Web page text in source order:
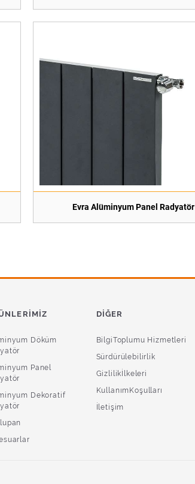
Evra Alüminyum Panel Radyatör
Döküm
Panel
Dekoratif
DIĞER
BilgiToplumu Hizmetleri
Sürdürülebilirlik
Gizlilikİlkeleri
KullanımKoşulları
İletişim